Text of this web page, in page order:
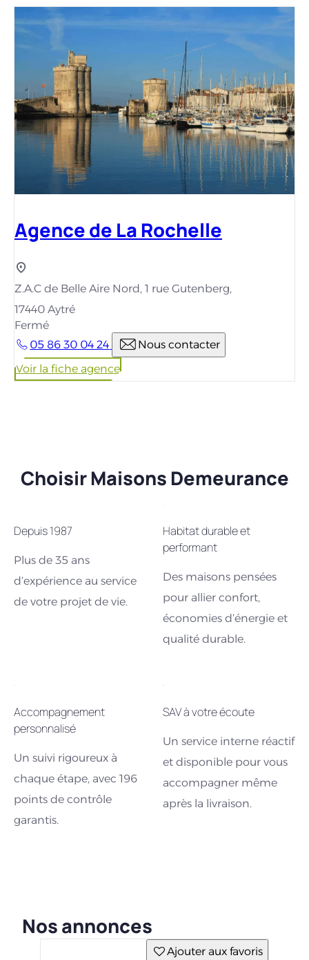
Agence de La Rochelle
Z.A.C de Belle Aire Nord, 1 rue Gutenberg,
17440 Aytré
Fermé
05 86 30 04 24
Nous contacter
Voir la fiche agence
Choisir Maisons Demeurance
Depuis 1987
Plus de 35 ans
d’expérience au service
de votre projet de vie.
Habitat durable et
performant
Des maisons pensées
pour allier confort,
économies d’énergie et
qualité durable.
Accompagnement
personnalisé
Un suivi rigoureux à
chaque étape, avec 196
points de contrôle
garantis.
SAV à votre écoute
Un service interne réactif
et disponible pour vous
accompagner même
après la livraison.
Nos annonces
Ajouter aux favoris